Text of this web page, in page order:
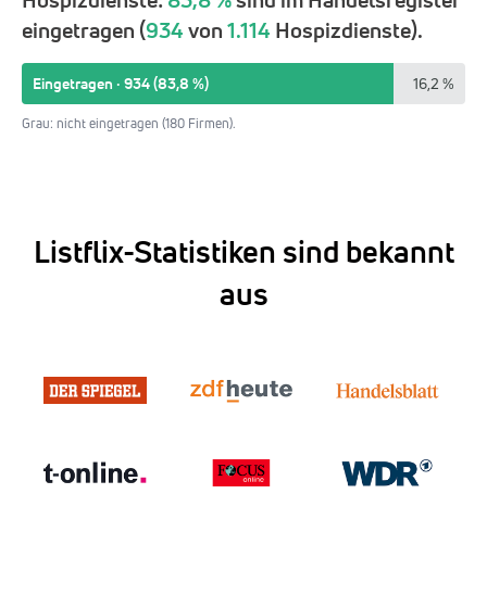
eingetragen (934von1.114 Hospizdienste).
Eingetragen · 934 (83,8 %) 16,2 %
Grau: nicht eingetragen (180 Firmen).
Listflix-Statistiken sind bekannt
aus